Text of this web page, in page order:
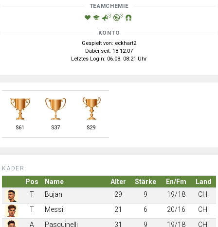
TEAMCHEMIE
3 3
KONTO
Gespielt von: eckhart2
Dabei seit: 18.12.07
Letztes Login: 06.08. 08:21 Uhr
S61 S37 S29
KADER:
Pos Name Alter Stärke En/Fm
Land
T
Bujan 29 9 19/18
CHI
T
Messi 21 6 20/16
CHI
A
Pasquinelli 31 9 19/18
CHI